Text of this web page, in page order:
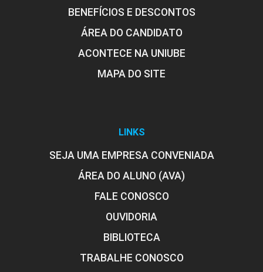
BENEFÍCIOS E DESCONTOS
ÁREA DO CANDIDATO
ACONTECE NA UNIUBE
MAPA DO SITE
LINKS
SEJA UMA EMPRESA CONVENIADA
ÁREA DO ALUNO (AVA)
FALE CONOSCO
OUVIDORIA
BIBLIOTECA
TRABALHE CONOSCO